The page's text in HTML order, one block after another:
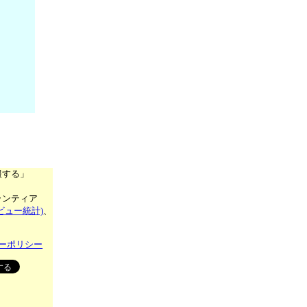
る」
ティア
ュー統計)、
ポリシー